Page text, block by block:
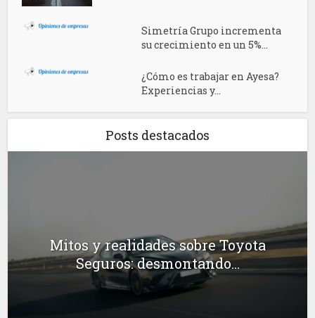
Simetría Grupo incrementa
su crecimiento en un 5%...
¿Cómo es trabajar en Ayesa?
Experiencias y...
Posts destacados
Mitos y realidades sobre Toyota
Seguros: desmontando...